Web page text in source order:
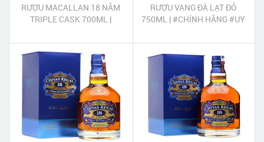
RƯỢU MACALLAN 18 NĂM
TRIPLE CASK 700ML |
HÃNG #UY TÍN
RƯỢU VANG ĐÀ LẠT ĐỎ
750ML | #CHÍNH HÃNG #UY